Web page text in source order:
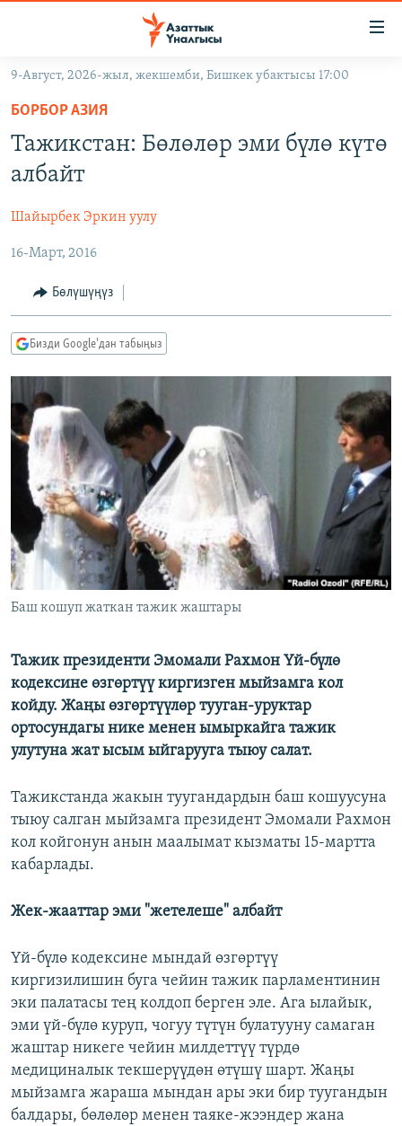
Навигацияга
өтүңүз
Издөөгө
салыңызКЫРГЫЗСТАН
ЭКОНОМИКА
МАДАНИЯТ
ДҮЙНӨ
БОРБОР АЗИЯ
АТАЙЫН ИЛИКТӨӨ
ТВ ПРОГРАММАЛАР
БҮГҮН АЗАТТЫКТА
БИЗ ЖАНА ДҮЙНӨ
ЭЖЕ-СИҢДИЛЕР
АЗАТТЫК+
ЫҢГАЙСЫЗ СУРООЛОР
ПОДКАСТ
ӨЗГӨЧӨ ПИКИР
ОНЛАЙН ШЕРИНЕ
ЭЕ/АРнун бардык сайттары
9-Август, 2026-жыл, жекшемби, Бишкек убактысы 17:00
БОРБОР АЗИЯ
Тажикстан: Бөлөлөр эми бүлө күтө
албайт
Шайырбек Эркин уулу
16-Март, 2016
Бөлүшүңүз
Бизди Google'дан табыңыз
Баш кошуп жаткан тажик жаштары
Тажик президенти Эмомали Рахмон Үй-бүлө
кодексине өзгөртүү киргизген мыйзамга кол
койду. Жаңы өзгөртүүлөр тууган-уруктар
ортосундагы нике менен ымыркайга тажик
улутуна жат ысым ыйгарууга тыюу салат.
Тажикстанда жакын туугандардын баш кошуусуна
тыюу салган мыйзамга президент Эмомали Рахмон
кол койгонун анын маалымат кызматы 15-мартта
кабарлады.
Жек-жааттар эми "жетелеше" албайт
Үй-бүлө кодексине мындай өзгөртүү
киргизилишин буга чейин тажик парламентинин
эки палатасы тең колдоп берген эле. Ага ылайык,
эми үй-бүлө куруп, чогуу түтүн булатууну самаган
жаштар никеге чейин милдеттүү түрдө
медициналык текшерүүдөн өтүшү шарт. Жаңы
мыйзамга жараша мындан ары эки бир туугандын
балдары, бөлөлөр менен таяке-жээндер жана